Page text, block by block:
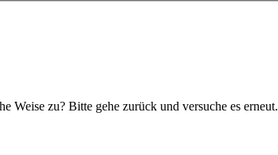
Weise zu? Bitte gehe zurück und versuche es erneut.